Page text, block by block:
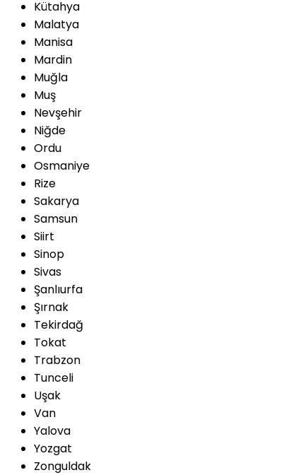
Kütahya
Malatya
Manisa
Mardin
Muğla
Muş
Nevşehir
Niğde
Ordu
Osmaniye
Rize
Sakarya
Samsun
Siirt
Sinop
Sivas
Şanlıurfa
Şırnak
Tekirdağ
Tokat
Trabzon
Tunceli
Uşak
Van
Yalova
Yozgat
Zonguldak